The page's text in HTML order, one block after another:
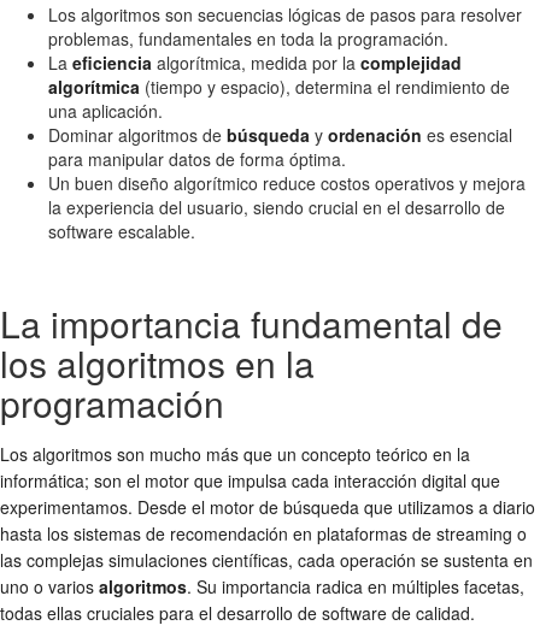
Los algoritmos son secuencias lógicas de pasos para resolver
problemas, fundamentales en toda la programación.
La eficiencia algorítmica, medida por la complejidad
algorítmica (tiempo y espacio), determina el rendimiento de
una aplicación.
Dominar algoritmos de búsqueda y ordenación es esencial
para manipular datos de forma óptima.
Un buen diseño algorítmico reduce costos operativos y mejora
la experiencia del usuario, siendo crucial en el desarrollo de
software escalable.
La importancia fundamental de
los algoritmos en la
programación
Los algoritmos son mucho más que un concepto teórico en la
informática; son el motor que impulsa cada interacción digital que
experimentamos. Desde el motor de búsqueda que utilizamos a diario
hasta los sistemas de recomendación en plataformas de streaming o
las complejas simulaciones científicas, cada operación se sustenta en
uno o varios algoritmos. Su importancia radica en múltiples facetas,
todas ellas cruciales para el desarrollo de software de calidad.